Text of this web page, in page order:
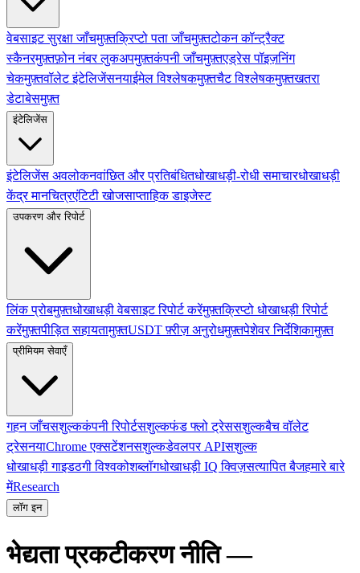
वेबसाइट सुरक्षा जाँचमुफ़्तक्रिप्टो पता जाँचमुफ़्तटोकन कॉन्ट्रैक्ट
स्कैनरमुफ़्तफ़ोन नंबर लुकअपमुफ़्तकंपनी जाँचमुफ़्तएड्रेस पॉइज़निंग
चेकमुफ़्तवॉलेट इंटेलिजेंसनयाईमेल विश्लेषकमुफ़्तचैट विश्लेषकमुफ़्तखतरा
डेटाबेसमुफ़्त
इंटेलिजेंस
इंटेलिजेंस अवलोकनवांछित और प्रतिबंधितधोखाधड़ी-रोधी समाचारधोखाधड़ी
केंद्र मानचित्रएंटिटी खोजसाप्ताहिक डाइजेस्ट
उपकरण और रिपोर्ट
लिंक प्रोबमुफ़्तधोखाधड़ी वेबसाइट रिपोर्ट करेंमुफ़्तक्रिप्टो धोखाधड़ी रिपोर्ट
करेंमुफ़्तपीड़ित सहायतामुफ़्तUSDT फ़्रीज़ अनुरोधमुफ़्तपेशेवर निर्देशिकामुफ़्त
प्रीमियम सेवाएँ
गहन जाँचसशुल्ककंपनी रिपोर्टसशुल्कफंड फ्लो ट्रेससशुल्कबैच वॉलेट
ट्रेसनयाChrome एक्सटेंशनसशुल्कडेवलपर APIसशुल्क
धोखाधड़ी गाइडठगी विश्वकोशब्लॉगधोखाधड़ी IQ क्विज़सत्यापित बैजहमारे बारे
मेंResearch
लॉग इन
भेद्यता प्रकटीकरण नीति —